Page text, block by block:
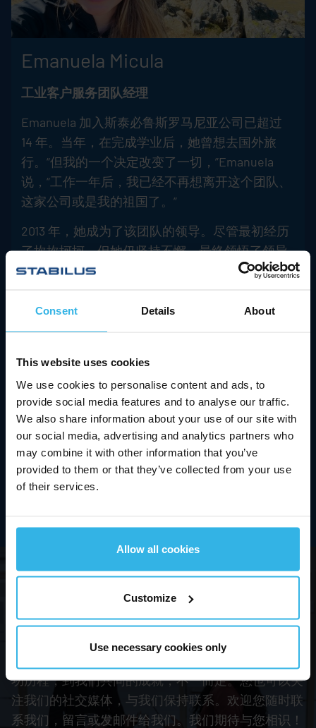
Consent Details About
This website uses cookies
We use cookies to personalise content and ads, to
provide social media features and to analyse our traffic.
We also share information about your use of our site with
our social media, advertising and analytics partners who
may combine it with other information that you’ve
provided to them or that they’ve collected from your use
of their services.
Allow all cookies
Customize
Use necessary cookies only
Emanuela Micula
工业客户服务团队经理
Emanuela 加入斯泰必鲁斯罗马尼亚公司已超过
14 年。当年，在完成学业后，她曾想去国外旅
行。“但我的一个决定改变了一切，”Emanuela
说，“工作一年后，我已经不再想离开这个团队、
这家公司或是我的祖国了。”
2013 年，她成为了该团队的领导。尽管最初经历
了坎坎坷坷，但她仍坚持不懈，最终领悟了领导
之道。“我必须面对自己的弱点和恐惧。在这一过
Emanuela 说，只有在一个团队成员相互可以坦诚
合格领导的过程中，Emanuela 收到的最好的建
议，就是在改善工作环境后，从她的团队那里得
到的建设性批评。
“我很欣赏团队的坦诚与信任，无论事情进展是否
顺利，有时，甚至事与愿违，他们都帮助我成为
了一个更好的领导者。”
您还在犹豫什么？
加入我们的理由十分充分。我们胸怀远大志向，我们
功历程，到我们共同的成就，不一而足。您也可以关
注我们的社交媒体，与我们保持联系。欢迎您随时联
系我们，留言或发邮件给我们。我们期待与您相识！